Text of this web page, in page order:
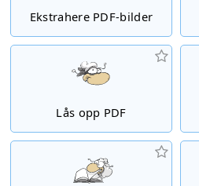
Ekstrahere PDF-bilder
Lås opp PDF